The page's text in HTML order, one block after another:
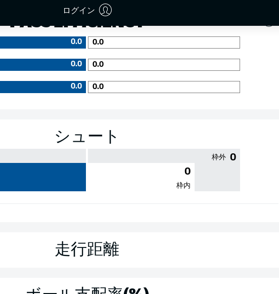
ログイン
PASS EFFICIENCY
0.0 0.0
0.0 0.0
0.0 0.0
シュート
0
枠外
0
枠内
走行距離